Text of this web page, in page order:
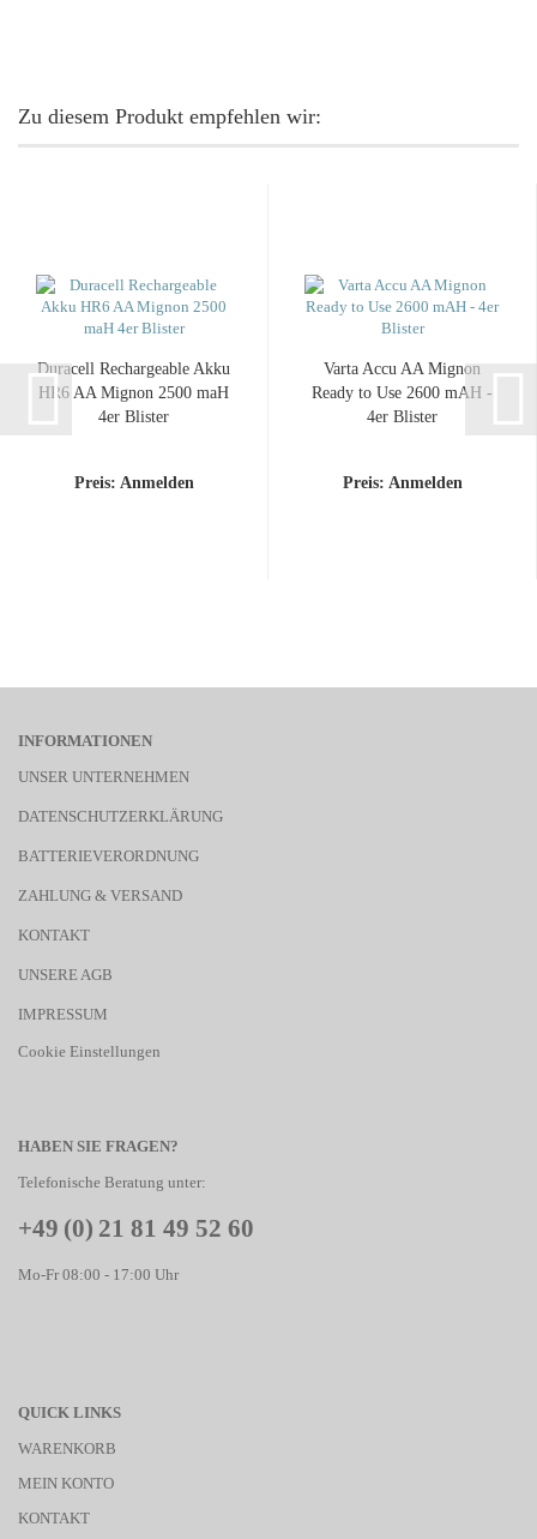
Zu diesem Produkt empfehlen wir:
Duracell Rechargeable Akku
HR6 AA Mignon 2500 maH
4er Blister
Preis: Anmelden
Varta Accu AA Mignon
Ready to Use 2600 mAH -
4er Blister
Preis: Anmelden
INFORMATIONEN
UNSER UNTERNEHMEN
DATENSCHUTZERKLÄRUNG
BATTERIEVERORDNUNG
ZAHLUNG & VERSAND
KONTAKT
UNSERE AGB
IMPRESSUM
Cookie Einstellungen
HABEN SIE FRAGEN?
Telefonische Beratung unter:
+49 (0) 21 81 49 52 60
Mo-Fr 08:00 - 17:00 Uhr
QUICK LINKS
WARENKORB
MEIN KONTO
KONTAKT